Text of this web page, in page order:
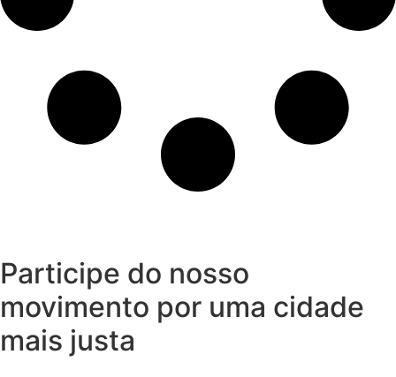
Participe do nosso
movimento por uma cidade
mais justa